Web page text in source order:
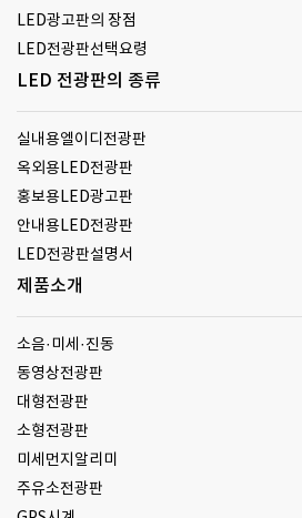
LED광고판의 장점
LED전광판선택요령
LED 전광판의 종류
실내용엘이디전광판
옥외용LED전광판
홍보용LED광고판
안내용LED전광판
LED전광판설명서
제품소개
소음·미세·진동
동영상전광판
대형전광판
소형전광판
미세먼지알리미
주유소전광판